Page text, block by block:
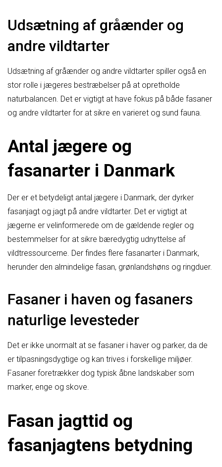
Udsætning af gråænder og
andre vildtarter
Udsætning af gråænder og andre vildtarter spiller også en
stor rolle i jægeres bestræbelser på at opretholde
naturbalancen. Det er vigtigt at have fokus på både fasaner
og andre vildtarter for at sikre en varieret og sund fauna.
Antal jægere og
fasanarter i Danmark
Der er et betydeligt antal jægere i Danmark, der dyrker
fasanjagt og jagt på andre vildtarter. Det er vigtigt at
jægerne er velinformerede om de gældende regler og
bestemmelser for at sikre bæredygtig udnyttelse af
vildtressourcerne. Der findes flere fasanarter i Danmark,
herunder den almindelige fasan, grønlandshøns og ringduer.
Fasaner i haven og fasaners
naturlige levesteder
Det er ikke unormalt at se fasaner i haver og parker, da de
er tilpasningsdygtige og kan trives i forskellige miljøer.
Fasaner foretrækker dog typisk åbne landskaber som
marker, enge og skove.
Fasan jagttid og
fasanjagtens betydning